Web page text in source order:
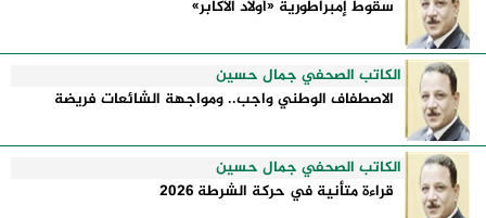
سقوط إمبراطورية «أولاد الأكابر»
الكاتب الصحفي جمال حسين
الاصطفاف الوطني واجب.. ومواجهة الشائعات فريضة
الكاتب الصحفي جمال حسين
قراءة متأنية في حركة الشرطة 2026